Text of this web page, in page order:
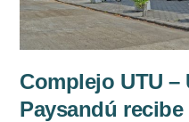
Complejo UTU –
Paysandú